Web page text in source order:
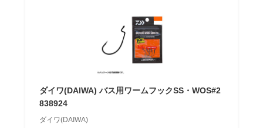
ダイワ(DAIWA) バス用ワームフックSS・WOS#2
838924
ダイワ(DAIWA)